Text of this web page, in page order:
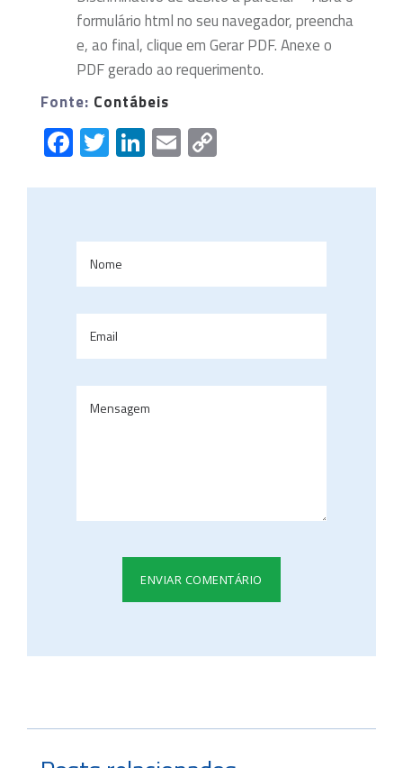
formulário html no seu navegador, preencha
e, ao final, clique em Gerar PDF. Anexe o
PDF gerado ao requerimento.
Fonte: Contábeis
Facebook
Twitter
LinkedIn
Email